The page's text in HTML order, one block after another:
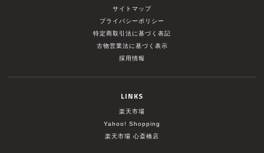
サイトマップ
プライバシーポリシー
特定商取引法に基づく表記
古物営業法に基づく表示
採用情報
LINKS
楽天市場
Yahoo! Shopping
楽天市場 心斎橋店